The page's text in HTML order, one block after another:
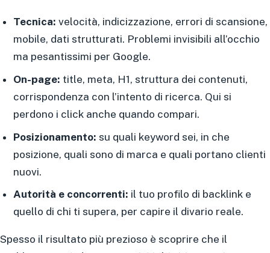
Tecnica: velocità, indicizzazione, errori di scansione,
mobile, dati strutturati. Problemi invisibili all’occhio
ma pesantissimi per Google.
On-page: title, meta, H1, struttura dei contenuti,
corrispondenza con l’intento di ricerca. Qui si
perdono i click anche quando compari.
Posizionamento: su quali keyword sei, in che
posizione, quali sono di marca e quali portano clienti
nuovi.
Autorità e concorrenti: il tuo profilo di backlink e
quello di chi ti supera, per capire il divario reale.
Spesso il risultato più prezioso è scoprire che il